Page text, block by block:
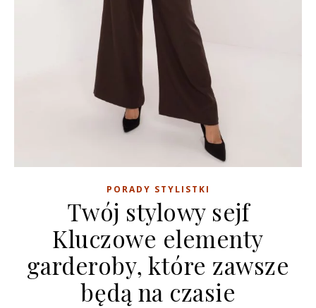
PORADY STYLISTKI
Twój stylowy sejf
Kluczowe elementy
garderoby, które zawsze
będą na czasie